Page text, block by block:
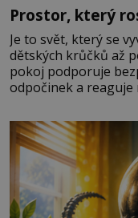
Prostor, který
Je to svět, který se
dětských krůčků až
pokoj podporuje
odpočinek a reaguje
měkkost a bezpečí,
především klidně a